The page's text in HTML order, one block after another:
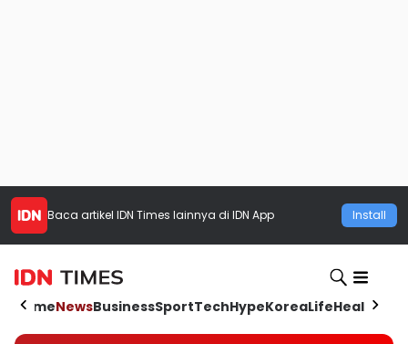
Baca artikel IDN Times lainnya di IDN App Install
HomeNewsBusinessSportTechHypeKoreaLifeHealth